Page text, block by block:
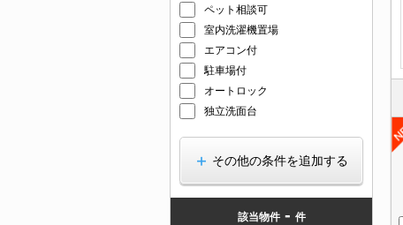
ペット相談可
室内洗濯機置場
エアコン付
駐車場付
オートロック
独立洗面台
その他の条件を追加する
該当物件 - 件